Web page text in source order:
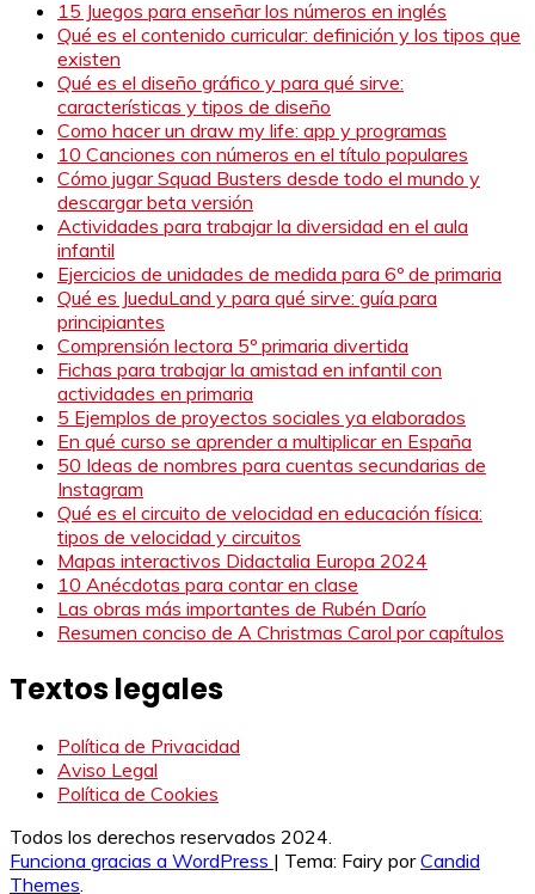
15 Juegos para enseñar los números en inglés
Qué es el contenido curricular: definición y los tipos que
existen
Qué es el diseño gráfico y para qué sirve:
características y tipos de diseño
Como hacer un draw my life: app y programas
10 Canciones con números en el título populares
Cómo jugar Squad Busters desde todo el mundo y
descargar beta versión
Actividades para trabajar la diversidad en el aula
infantil
Ejercicios de unidades de medida para 6º de primaria
Qué es JueduLand y para qué sirve: guía para
principiantes
Comprensión lectora 5º primaria divertida
Fichas para trabajar la amistad en infantil con
actividades en primaria
5 Ejemplos de proyectos sociales ya elaborados
En qué curso se aprender a multiplicar en España
50 Ideas de nombres para cuentas secundarias de
Instagram
Qué es el circuito de velocidad en educación física:
tipos de velocidad y circuitos
Mapas interactivos Didactalia Europa 2024
10 Anécdotas para contar en clase
Las obras más importantes de Rubén Darío
Resumen conciso de A Christmas Carol por capítulos
Textos legales
Política de Privacidad
Aviso Legal
Política de Cookies
Todos los derechos reservados 2024.
Funciona gracias a WordPress | Tema: Fairy porCandid
Themes.